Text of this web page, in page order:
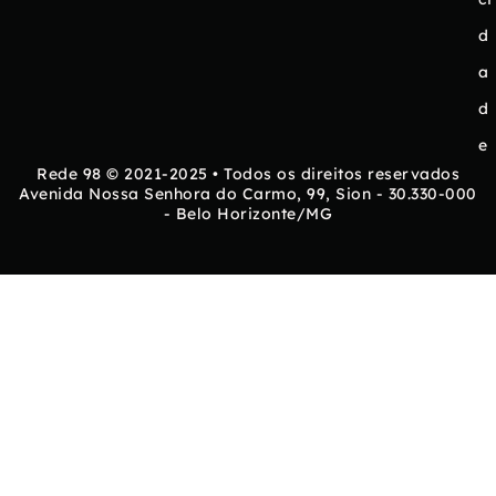
d
a
d
e
Rede 98 © 2021-2025 • Todos os direitos reservados
Avenida Nossa Senhora do Carmo, 99, Sion - 30.330-000
- Belo Horizonte/MG